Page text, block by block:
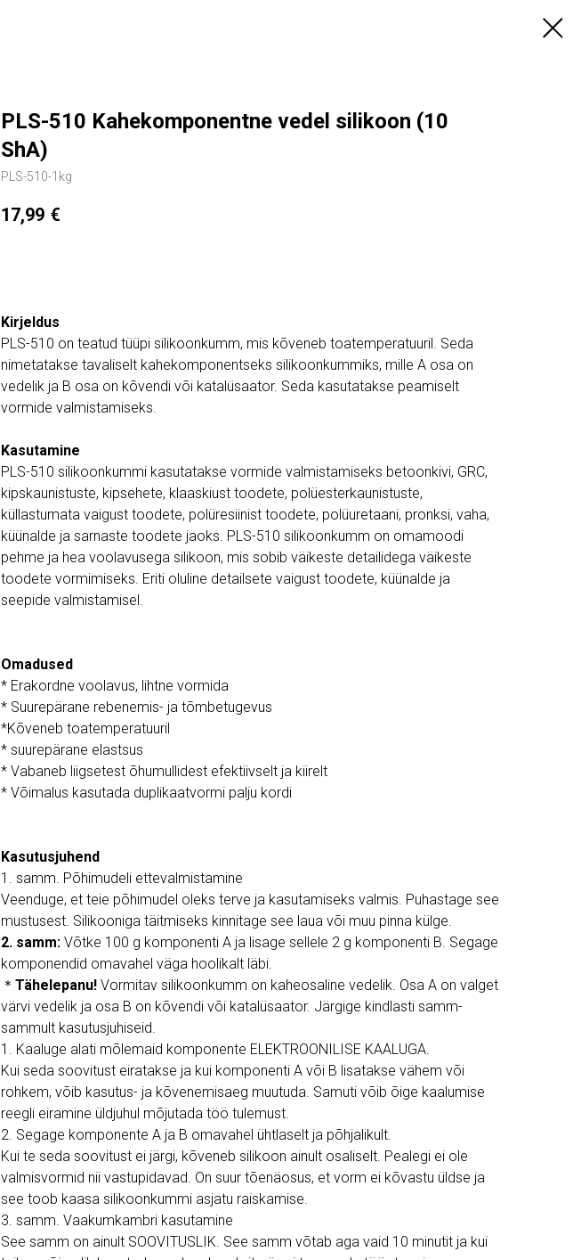
PLS-510 Kahekomponentne vedel silikoon (10
ShA)
PLS-510-1kg
17,99 €
Kirjeldus
PLS-510 on teatud tüüpi silikoonkumm, mis kõveneb toatemperatuuril. Seda
nimetatakse tavaliselt kahekomponentseks silikoonkummiks, mille A osa on
vedelik ja B osa on kõvendi või katalüsaator. Seda kasutatakse peamiselt
vormide valmistamiseks.
Kasutamine
PLS-510 silikoonkummi kasutatakse vormide valmistamiseks betoonkivi, GRC,
kipskaunistuste, kipsehete, klaaskiust toodete, polüesterkaunistuste,
küllastumata vaigust toodete, polüresiinist toodete, polüuretaani, pronksi, vaha,
küünalde ja sarnaste toodete jaoks. PLS-510 silikoonkumm on omamoodi
pehme ja hea voolavusega silikoon, mis sobib väikeste detailidega väikeste
toodete vormimiseks. Eriti oluline detailsete vaigust toodete, küünalde ja
seepide valmistamisel.
Omadused
* Erakordne voolavus, lihtne vormida
* Suurepärane rebenemis- ja tõmbetugevus
*Kõveneb toatemperatuuril
* suurepärane elastsus
* Vabaneb liigsetest õhumullidest efektiivselt ja kiirelt
* Võimalus kasutada duplikaatvormi palju kordi
Kasutusjuhend
1. samm. Põhimudeli ettevalmistamine
Veenduge, et teie põhimudel oleks terve ja kasutamiseks valmis. Puhastage see
mustusest. Silikooniga täitmiseks kinnitage see laua või muu pinna külge.
2. samm: Võtke 100 g komponenti A ja lisage sellele 2 g komponenti B. Segage
komponendid omavahel väga hoolikalt läbi.
＊ Tähelepanu! Vormitav silikoonkumm on kaheosaline vedelik. Osa A on valget
värvi vedelik ja osa B on kõvendi või katalüsaator. Järgige kindlasti samm-
sammult kasutusjuhiseid.
1. Kaaluge alati mõlemaid komponente ELEKTROONILISE KAALUGA.
Kui seda soovitust eiratakse ja kui komponenti A või B lisatakse vähem või
rohkem, võib kasutus- ja kõvenemisaeg muutuda. Samuti võib õige kaalumise
reegli eiramine üldjuhul mõjutada töö tulemust.
2. Segage komponente A ja B omavahel ühtlaselt ja põhjalikult.
Kui te seda soovitust ei järgi, kõveneb silikoon ainult osaliselt. Pealegi ei ole
valmisvormid nii vastupidavad. On suur tõenäosus, et vorm ei kõvastu üldse ja
see toob kaasa silikoonkummi asjatu raiskamise.
3. samm. Vaakumkambri kasutamine
See samm on ainult SOOVITUSLIK. See samm võtab aga vaid 10 minutit ja kui